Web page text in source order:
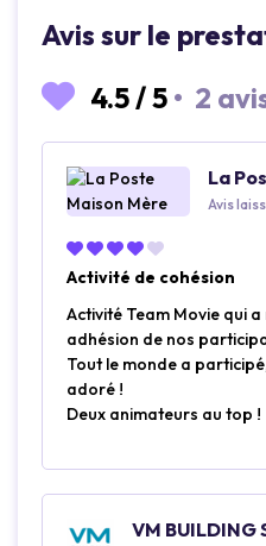
Avis sur le
4.5/5 • 2
La
Avis
Activité de cohésion
Activité Team Movie qui
adhésion de nos
Tout le monde a
adoré !
Deux animateurs au top !
VM BUILDING